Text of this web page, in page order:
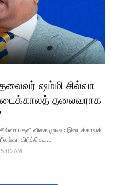
ஷம்மி சில்வா
இடைக்காலத் தலைவராக
பதவி விலக முடிவு: இடைக்காலத்
கிரிக்கெட…
AM